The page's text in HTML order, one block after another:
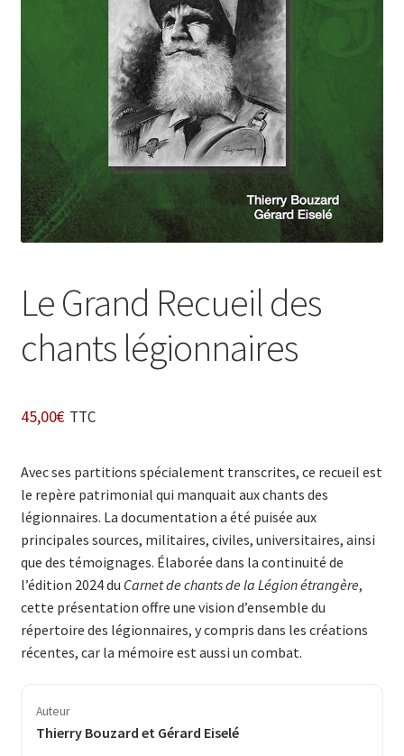
Login Customizer
Nous Contacter
Politique de confidentialité et cookies
Qui sommes-nous ?
Soutien à Philippe Randa
Le Grand Recueil des
chants légionnaires
45,00€ TTC
Avec ses partitions spécialement transcrites, ce recueil est
le repère patrimonial qui manquait aux chants des
légionnaires. La documentation a été puisée aux
principales sources, militaires, civiles, universitaires, ainsi
que des témoignages. Élaborée dans la continuité de
l’édition 2024 du Carnet de chants de la Légion étrangère,
cette présentation offre une vision d’ensemble du
répertoire des légionnaires, y compris dans les créations
récentes, car la mémoire est aussi un combat.
Auteur
Thierry Bouzard et Gérard Eiselé